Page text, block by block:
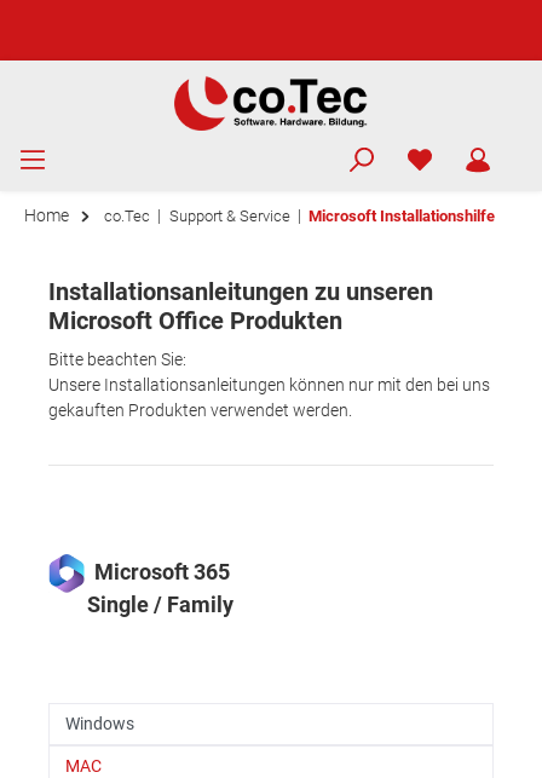
Home co.Tec | Support & Service | Microsoft Installationshilfe
Installationsanleitungen zu unseren
Microsoft Office Produkten
Bitte beachten Sie:
Unsere Installationsanleitungen können nur mit den bei uns
gekauften Produkten verwendet werden.
Microsoft 365
Single / Family
Windows
MAC